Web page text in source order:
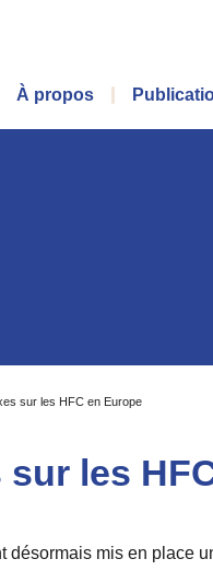
Menu principal
À propos
sur les HFC en Europe
les
mis en place